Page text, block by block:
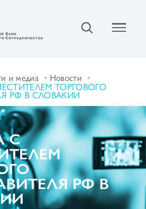
и медиа Новости
ТОРГОВОГО
РФ В СЛОВАКИИ
С
РФ В